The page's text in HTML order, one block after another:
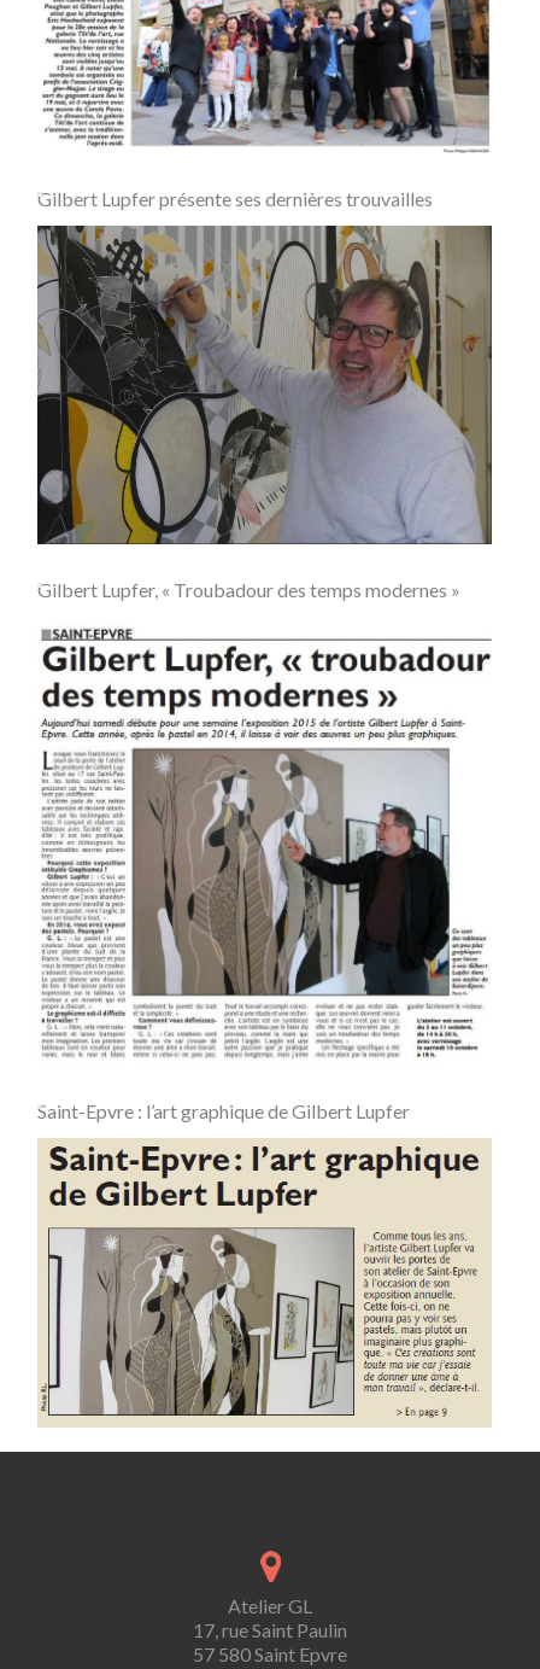
Gilbert Lupfer présente ses dernières trouvailles
Gilbert Lupfer, « Troubadour des temps modernes »
Saint-Epvre : l’art graphique de Gilbert Lupfer
Atelier GL
17, rue Saint Paulin
57 580 Saint Epvre